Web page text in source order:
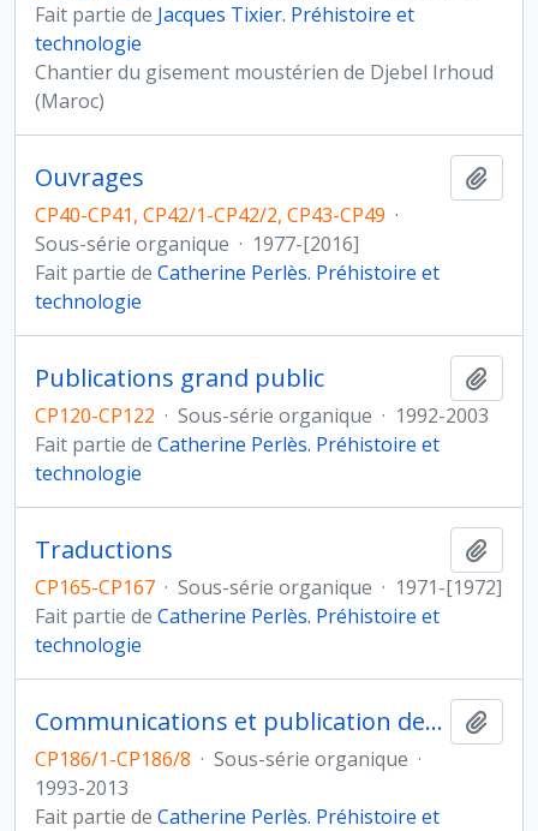
Fait partie de Jacques Tixier. Préhistoire et
technologie
Chantier du gisement moustérien de Djebel Irhoud
(Maroc)
Ouvrages
CP40-CP41, CP42/1-CP42/2, CP43-CP49 ·
Sous-série organique · 1977-[2016]
Fait partie de Catherine Perlès. Préhistoire et
technologie
Publications grand public
CP120-CP122 · Sous-série organique · 1992-2003
Fait partie de Catherine Perlès. Préhistoire et
technologie
Traductions
CP165-CP167 · Sous-série organique · 1971-[1972]
Fait partie de Catherine Perlès. Préhistoire et
technologie
Communications et publication des actes
CP186/1-CP186/8 · Sous-série organique ·
1993-2013
Fait partie de Catherine Perlès. Préhistoire et